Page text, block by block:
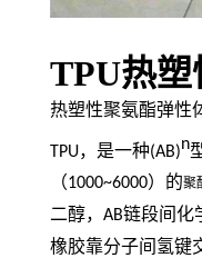
TPU热
热塑性聚氨酯弹性
TPU，是一种(AB)n
（1000~6000）的聚
二醇， AB链段间化
橡胶靠分子间氢键